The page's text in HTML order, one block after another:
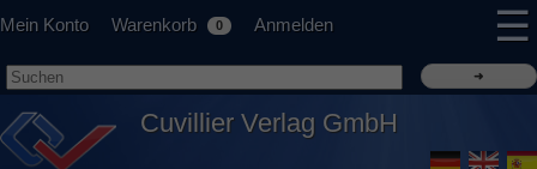
Mein Konto Warenkorb 0 Anmelden ☰
Cuvillier Verlag GmbH